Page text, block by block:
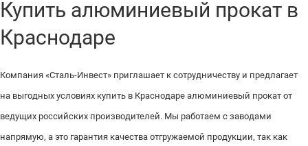
Купить алюминиевый прокат в
Краснодаре
Компания «Сталь-Инвест» приглашает к сотрудничеству и предлагает
на выгодных условиях купить в Краснодаре алюминиевый прокат от
ведущих российских производителей. Мы работаем с заводами
напрямую, а это гарантия качества отгружаемой продукции, так как